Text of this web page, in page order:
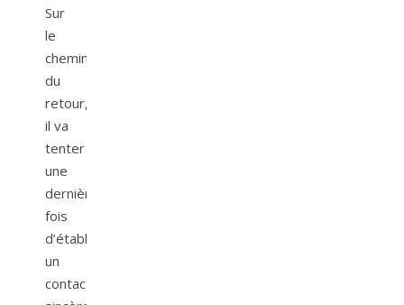
Sur
le
chemin
du
retour,
il va
tenter
une
dernière
fois
d’établir
un
contact